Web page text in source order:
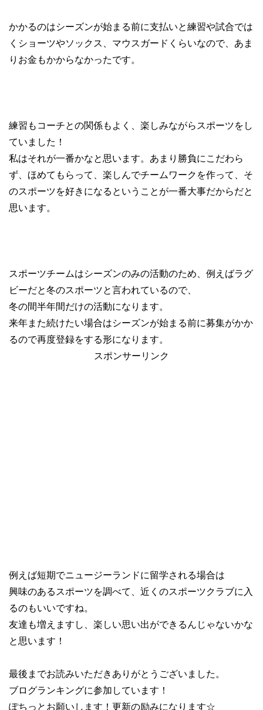
かかるのはシーズンが始まる前に支払いと練習や試合では
くショーツやソックス、マウスガードくらいなので、あま
りお金もかからなかったです。
練習もコーチとの関係もよく、楽しみながらスポーツをし
ていました！
私はそれが一番かなと思います。あまり勝負にこだわら
ず、ほめてもらって、楽しんでチームワークを作って、そ
のスポーツを好きになるということが一番大事だからだと
思います。
スポーツチームはシーズンのみの活動のため、例えばラグ
ビーだと冬のスポーツと言われているので、
冬の間半年間だけの活動になります。
来年また続けたい場合はシーズンが始まる前に募集がかか
るので再度登録をする形になります。
スポンサーリンク
例えば短期でニュージーランドに留学される場合は
興味のあるスポーツを調べて、近くのスポーツクラブに入
るのもいいですね。
友達も増えますし、楽しい思い出ができるんじゃないかな
と思います！
最後までお読みいただきありがとうございました。
ブログランキングに参加しています！
ぽちっとお願いします！更新の励みになります☆